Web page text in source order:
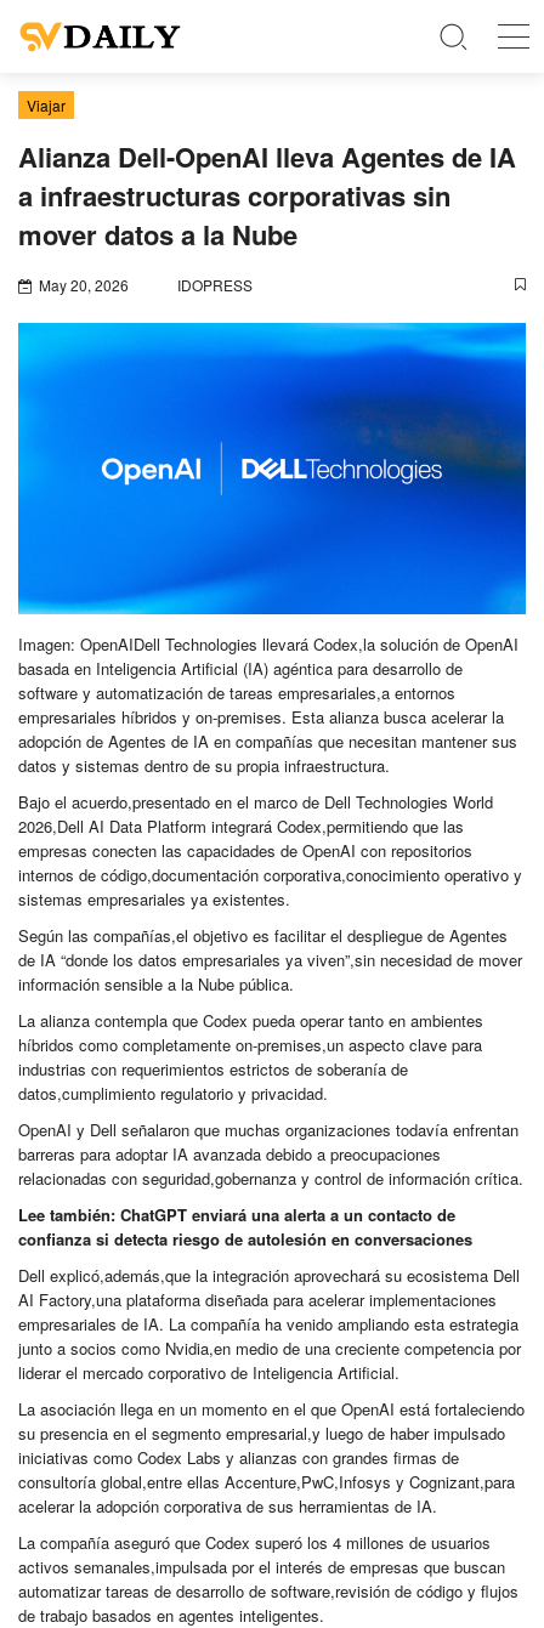
Viajar
Alianza Dell-OpenAI lleva Agentes de IA
a infraestructuras corporativas sin
mover datos a la Nube
May 20, 2026 IDOPRESS
Imagen: OpenAIDell Technologies llevará Codex,la solución de OpenAI
basada en Inteligencia Artificial (IA) agéntica para desarrollo de
software y automatización de tareas empresariales,a entornos
empresariales híbridos y on-premises. Esta alianza busca acelerar la
adopción de Agentes de IA en compañías que necesitan mantener sus
datos y sistemas dentro de su propia infraestructura.
Bajo el acuerdo,presentado en el marco de Dell Technologies World
2026,Dell AI Data Platform integrará Codex,permitiendo que las
empresas conecten las capacidades de OpenAI con repositorios
internos de código,documentación corporativa,conocimiento operativo y
sistemas empresariales ya existentes.
Según las compañías,el objetivo es facilitar el despliegue de Agentes
de IA “donde los datos empresariales ya viven”,sin necesidad de mover
información sensible a la Nube pública.
La alianza contempla que Codex pueda operar tanto en ambientes
híbridos como completamente on-premises,un aspecto clave para
industrias con requerimientos estrictos de soberanía de
datos,cumplimiento regulatorio y privacidad.
OpenAI y Dell señalaron que muchas organizaciones todavía enfrentan
barreras para adoptar IA avanzada debido a preocupaciones
relacionadas con seguridad,gobernanza y control de información crítica.
Lee también: ChatGPT enviará una alerta a un contacto de
confianza si detecta riesgo de autolesión en conversaciones
Dell explicó,además,que la integración aprovechará su ecosistema Dell
AI Factory,una plataforma diseñada para acelerar implementaciones
empresariales de IA. La compañía ha venido ampliando esta estrategia
junto a socios como Nvidia,en medio de una creciente competencia por
liderar el mercado corporativo de Inteligencia Artificial.
La asociación llega en un momento en el que OpenAI está fortaleciendo
su presencia en el segmento empresarial,y luego de haber impulsado
iniciativas como Codex Labs y alianzas con grandes firmas de
consultoría global,entre ellas Accenture,PwC,Infosys y Cognizant,para
acelerar la adopción corporativa de sus herramientas de IA.
La compañía aseguró que Codex superó los 4 millones de usuarios
activos semanales,impulsada por el interés de empresas que buscan
automatizar tareas de desarrollo de software,revisión de código y flujos
de trabajo basados en agentes inteligentes.